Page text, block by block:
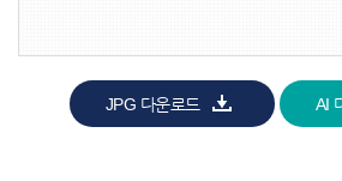
JPG 다운로드 AI